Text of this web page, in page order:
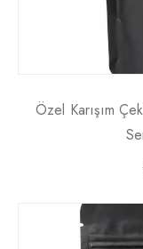
Özel Karışım